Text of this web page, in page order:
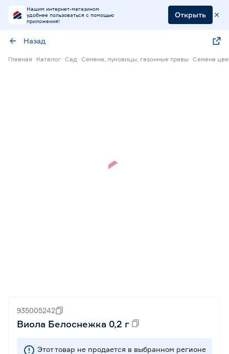
Нашим интернет-магазином
удобнее пользоваться с помощью
приложения!
Открыть
Назад
Главная Каталог Сад Семена, луковицы, газонные травы Семена
935005242
Виола Белоснежка 0,2 г
Этот товар не продается в выбранном регионе